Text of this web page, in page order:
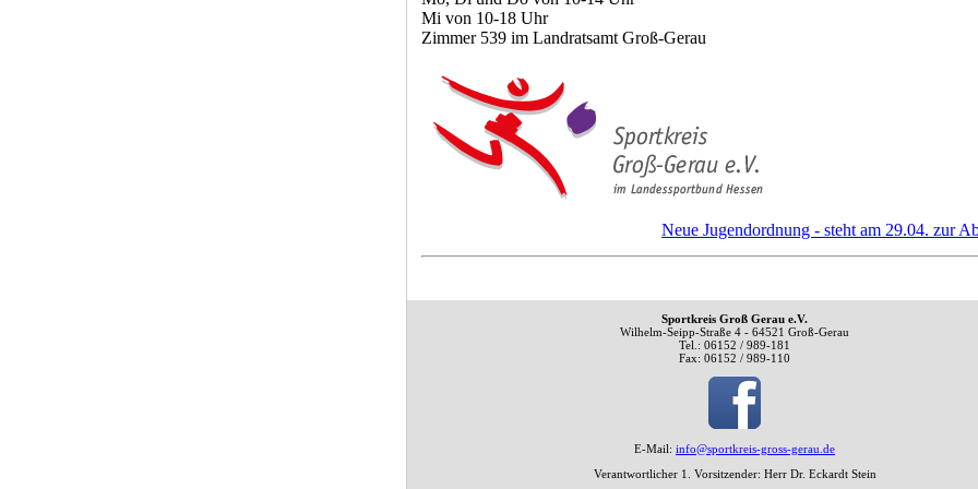
Mi von 10-18 Uhr
Zimmer 539 im Landratsamt Groß-Gerau
Neue Jugendordnung - steht am 29.04. zur
Sportkreis Groß Gerau e.V.
Wilhelm-Seipp-Straße 4 - 64521 Groß-Gerau
Tel.: 06152 / 989-181
Fax: 06152 / 989-110
E-Mail: info@sportkreis-gross-gerau.de
Verantwortlicher 1. Vorsitzender: Herr Dr. Eckardt Stein